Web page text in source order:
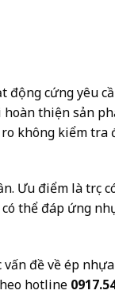
cứng yêu
thiện sản
không kiểm tra
Ưu điểm là trục
thể đáp ứng
đề về ép
hotline